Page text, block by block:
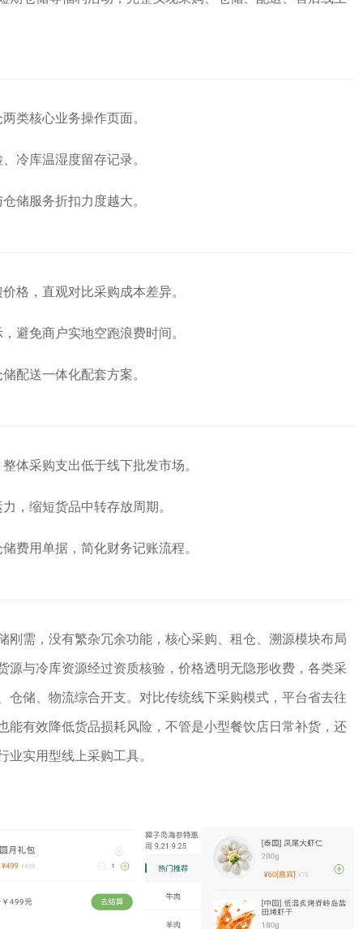
类核心业务操作页面。
冷库温湿度留存记录。
储服务折扣力度越大。
格，直观对比采购成本差异。
避免商户实地空跑浪费时间。
配送一体化配套方案。
体采购支出低于线下批发市场。
，缩短货品中转存放周期。
费用单据，简化财务记账流程。
刚需，没有繁杂冗余功能，核心采购、租仓、溯源模块布局
源与冷库资源经过资质核验，价格透明无隐形收费，各类采
储、物流综合开支。对比传统线下采购模式，平台省去往
能有效降低货品损耗风险，不管是小型餐饮店日常补货，还
实用型线上采购工具。